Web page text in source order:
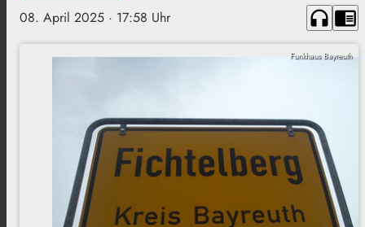
08. April 2025 · 17:58 Uhr headphones chrome_reader_mode
Funkhaus Bayreuth